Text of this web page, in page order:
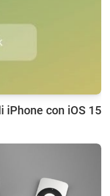
iPhone con iOS 15